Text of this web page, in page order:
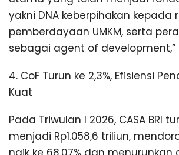
yakni DNA keberpihakan kepada
pemberdayaan UMKM, serta
sebagai agent of development,”
4. CoF Turun ke 2,3%, Efisiensi
Kuat
Pada Triwulan I 2026, CASA BRI
menjadi Rp1.058,6 triliun,